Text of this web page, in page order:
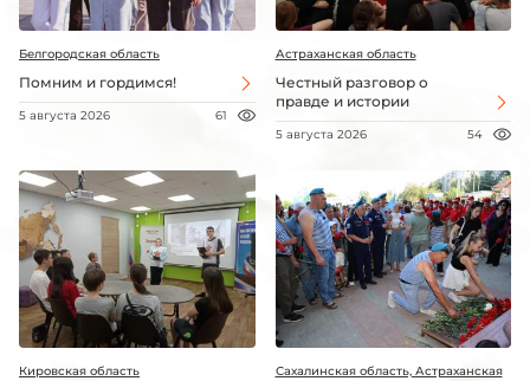
Белгородская область
Помним и гордимся!
5 августа 2026 61
Астраханская область
Честный разговор о
правде и истории
5 августа 2026 54
Кировская область
Сахалинская область, Астраханская